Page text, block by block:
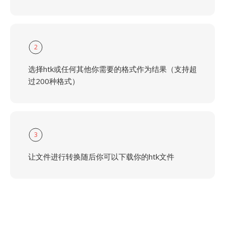
2
选择htk或任何其他你需要的格式作为结果（支持超
过200种格式）
3
让文件进行转换随后你可以下载你的htk文件